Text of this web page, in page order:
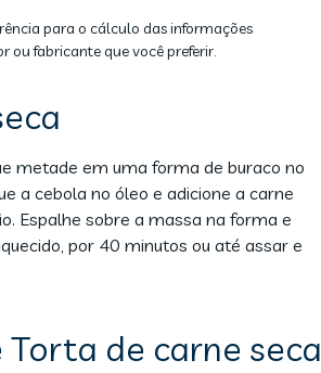
para o cálculo das informações
ou fabricante que você preferir.
metade em uma forma de buraco no
a cebola no óleo e adicione a carne
Espalhe sobre a massa na forma e
por 40 minutos ou até assar e
de carne seca